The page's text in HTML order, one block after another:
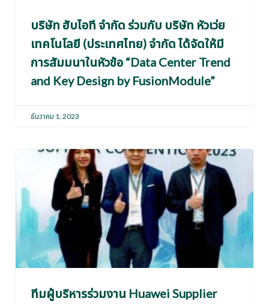
บริษัท ฮับไอที จำกัด ร่วมกับ บริษัท หัวเว่ย
เทคโนโลยี (ประเทศไทย) จำกัด ได้จัดให้มี
การสัมมนาในหัวข้อ “Data Center Trend
and Key Design by FusionModule”
ธันวาคม 1, 2023
ทีมผู้บริหารร่วมงาน Huawei Supplier